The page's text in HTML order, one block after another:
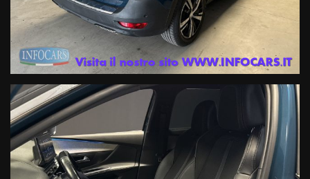
Finanziaria in fase di istruttoria, o in caso di richiesta di un
prodotto/importo/durata diverso o di adesione ad un prodotto
assicurativo facoltativo.